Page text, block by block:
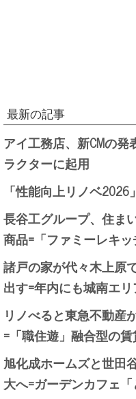
最新の記事
アイ工務店、新CMの
ラクターに起用
「性能向上リノベ2026
長谷工グループ、住ま
商品=「ファミーレキ
諸戸の家が代々木上原
出す=年内にも城南エ
リノべると東急不動産
=「職住遊」融合型の
旭化成ホームズと世田
大へ=ガーデンカフェ